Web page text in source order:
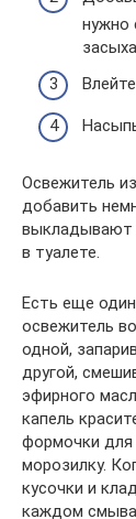
нужно
Освежитель
добавить
выкладывают
в туалете.
Есть еще
освежитель
одной,
другой,
эфирного
капель
формочки для
морозилку.
кусочки и
каждом